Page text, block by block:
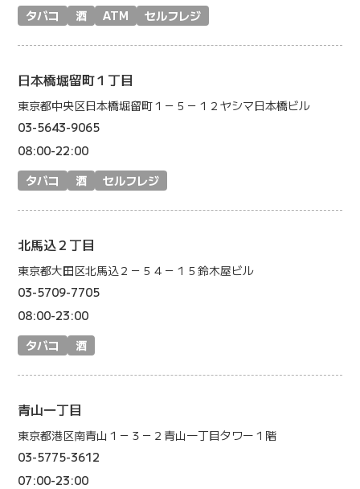
タバコ 酒 ATM セルフレジ
日本橋堀留町１丁目
東京都中央区日本橋堀留町１－５－１２ヤシマ日本橋ビル
03-5643-9065
08:00-22:00
タバコ
酒 セルフレジ
北馬込２丁目
東京都大田区北馬込２－５４－１５鈴木屋ビル
03-5709-7705
08:00-23:00
タバコ
酒
青山一丁目
東京都港区南青山１－３－２青山一丁目タワー１階
03-5775-3612
07:00-23:00